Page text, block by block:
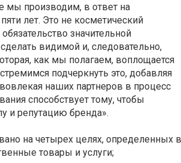
мы производим, в ответ на
лет. Это не косметический
значительной
видимой и, следовательно,
как мы полагаем, воплощается
подчеркнуть это, добавляя
наших партнеров в процесс
способствует тому, чтобы
и репутацию бренда».
на четырех целях, определенных
товары и услуги;